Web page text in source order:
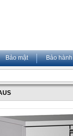
Bảo mật Bảo hành